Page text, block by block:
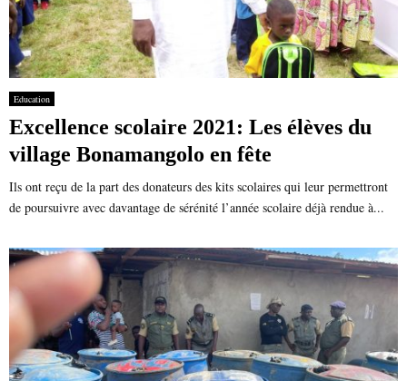
Education
Excellence scolaire 2021: Les élèves du
village Bonamangolo en fête
Ils ont reçu de la part des donateurs des kits scolaires qui leur permettront
de poursuivre avec davantage de sérénité l’année scolaire déjà rendue à...